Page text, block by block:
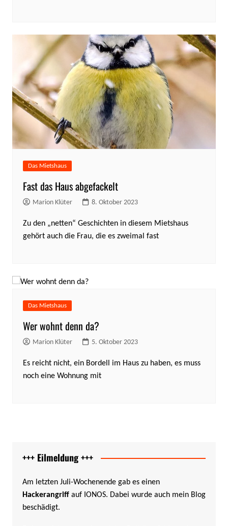
Das Mietshaus
Fast das Haus abgefackelt
Marion Klüter 8. Oktober 2023
Zu den „netten“ Geschichten in diesem Mietshaus
gehört auch die Frau, die es zweimal fast
Das Mietshaus
Wer wohnt denn da?
Marion Klüter 5. Oktober 2023
Es reicht nicht, ein Bordell im Haus zu haben, es muss
noch eine Wohnung mit
+++ Eilmeldung +++
Am letzten Juli-Wochenende gab es einen
Hackerangriffauf IONOS. Dabei wurde auch mein Blog
beschädigt.